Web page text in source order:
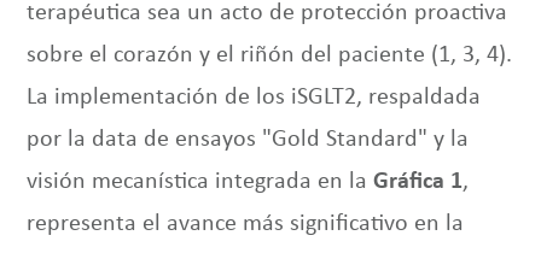
terapéutica sea un acto de protección proactiva
sobre el corazón y el riñón del paciente (1, 3, 4).
La implementación de los iSGLT2, respaldada
por la data de ensayos "Gold Standard" y la
visión mecanística integrada en laGráfica 1,
representa el avance más significativo en la